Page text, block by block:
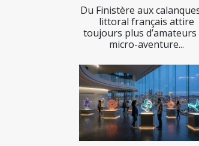
Du Finistère aux
littoral français attire
toujours plus d’amateurs
micro-aventure...